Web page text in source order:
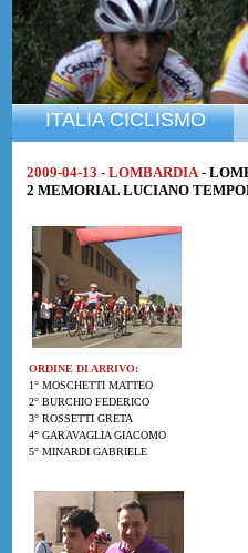
ITALIA CICLISMO
2009-04-13 - LOMBARDIA -
2 MEMORIAL LUCIANO
ORDINE DI ARRIVO:
1° MOSCHETTI MATTEO
2° BURCHIO FEDERICO
3° ROSSETTI GRETA
4° GARAVAGLIA GIACOMO
5° MINARDI GABRIELE